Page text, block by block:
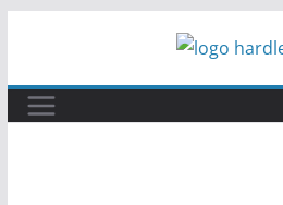
o
conteúdo